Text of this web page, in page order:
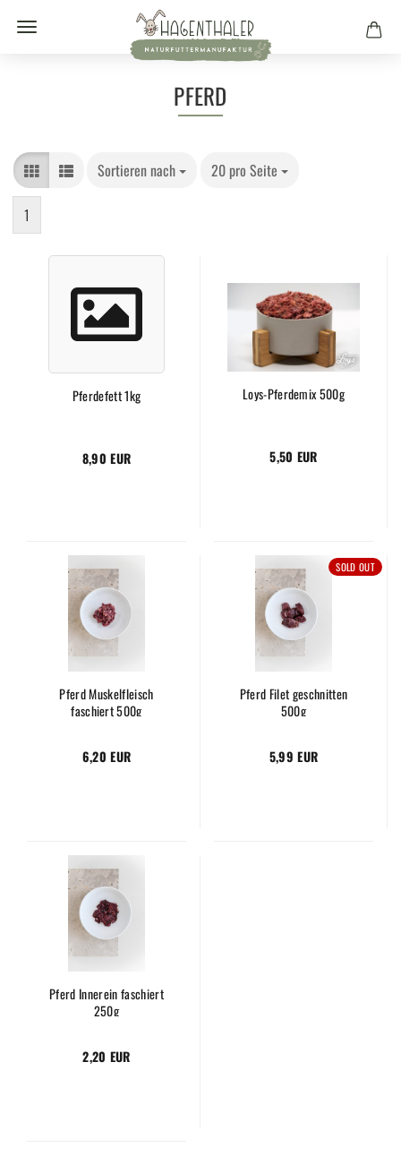
PFERD
Sortieren nach 20 pro Seite
1
Pferdefett 1kg
8,90 EUR
Loys-Pferdemix 500g
5,50 EUR
Pferd Muskelfleisch
faschiert 500g
6,20 EUR
SOLD OUT
Pferd Filet geschnitten
500g
5,99 EUR
Pferd Innerein faschiert
250g
2,20 EUR